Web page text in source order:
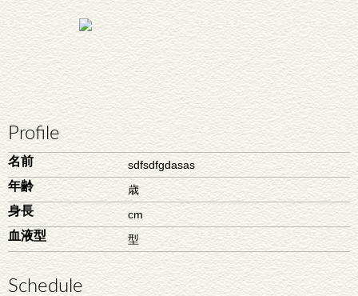
Profile
名前 sdfsdfgdasas
年齢 歳
身長 cm
血液型 型
Schedule